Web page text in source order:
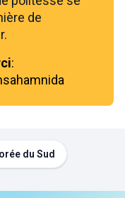
de
:
du Sud